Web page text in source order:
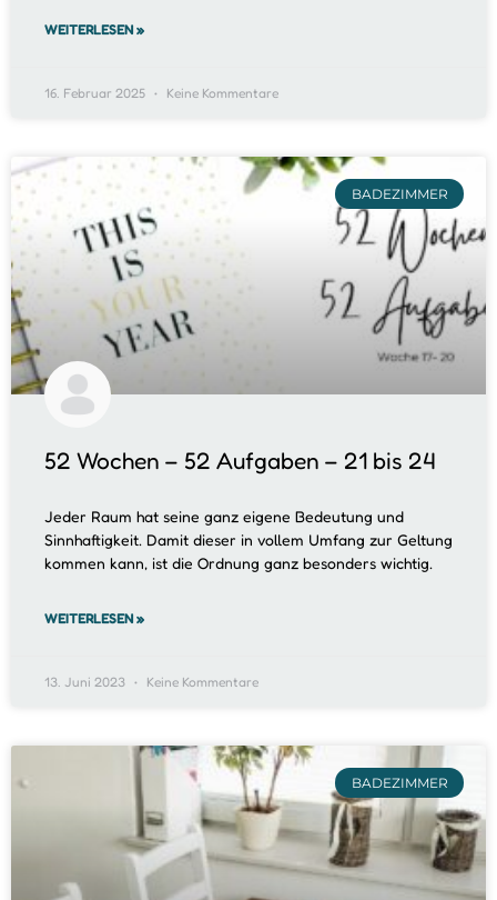
WEITERLESEN »
16. Februar 2025 Keine Kommentare
BADEZIMMER
52 Wochen – 52 Aufgaben – 21 bis 24
Jeder Raum hat seine ganz eigene Bedeutung und
Sinnhaftigkeit. Damit dieser in vollem Umfang zur Geltung
kommen kann, ist die Ordnung ganz besonders wichtig.
WEITERLESEN »
13. Juni 2023 Keine Kommentare
BADEZIMMER